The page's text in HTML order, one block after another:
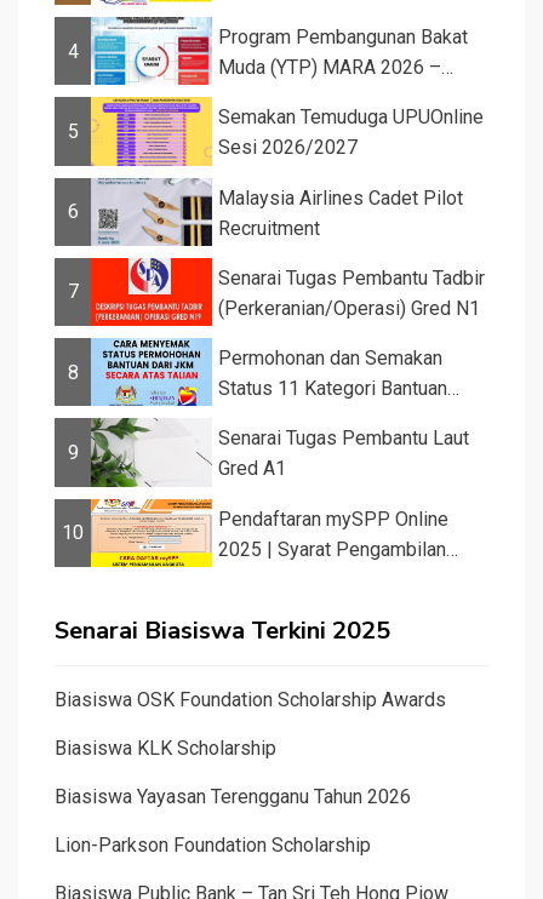
4
Program Pembangunan Bakat
Muda (YTP) MARA 2026 –
5
Semakan Temuduga UPUOnline
Sesi 2026/2027
6
Malaysia Airlines Cadet Pilot
Recruitment
7
Senarai Tugas Pembantu Tadbir
(Perkeranian/Operasi) Gred N1
8
Permohonan dan Semakan
Status 11 Kategori Bantuan
9
Senarai Tugas Pembantu Laut
Gred A1
10
Pendaftaran mySPP Online
2025 | Syarat Pengambilan
Senarai Biasiswa Terkini 2025
Biasiswa OSK Foundation Scholarship Awards
Biasiswa KLK Scholarship
Biasiswa Yayasan Terengganu Tahun 2026
Lion-Parkson Foundation Scholarship
Biasiswa Public Bank – Tan Sri Teh Hong Piow